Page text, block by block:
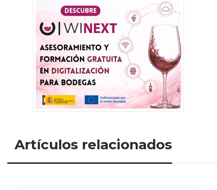
Artículos relacionados